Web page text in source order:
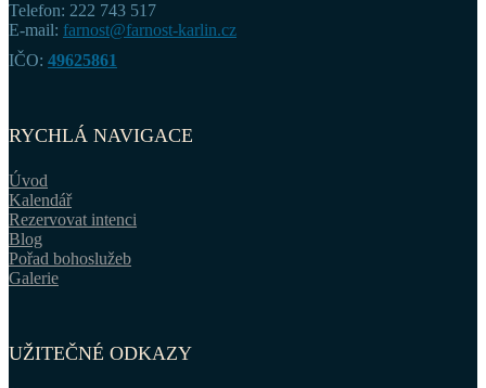
Telefon: 222 743 517
E-mail: farnost@farnost-karlin.cz
IČO: 49625861
RYCHLÁ NAVIGACE
Úvod
Kalendář
Rezervovat intenci
Blog
Pořad bohoslužeb
Galerie
UŽITEČNÉ ODKAZY